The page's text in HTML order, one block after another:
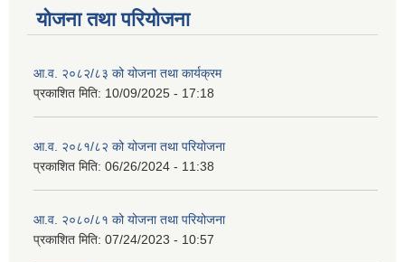
योजना तथा परियोजना
आ.व. २०८२/८३ को योजना तथा कार्यक्रम
प्रकाशित मिति: 10/09/2025 - 17:18
आ.व. २०८१/८२ को योजना तथा परियोजना
प्रकाशित मिति: 06/26/2024 - 11:38
आ.व. २०८०/८१ को योजना तथा परियोजना
प्रकाशित मिति: 07/24/2023 - 10:57